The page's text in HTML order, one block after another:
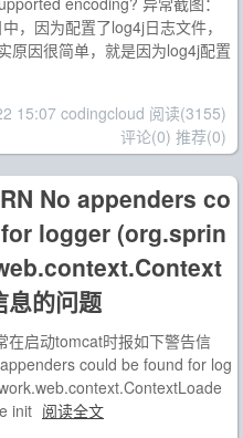
，因为配置了log4j日志文件，
原因很简单，就是因为log4j配置
15:07 codingcloud 阅读(3155)
评论(0) 推荐(0)
No appenders co
logger (org.sprin
的问题
在启动tomcat时报如下警告信
could be found for log
init 阅读全文